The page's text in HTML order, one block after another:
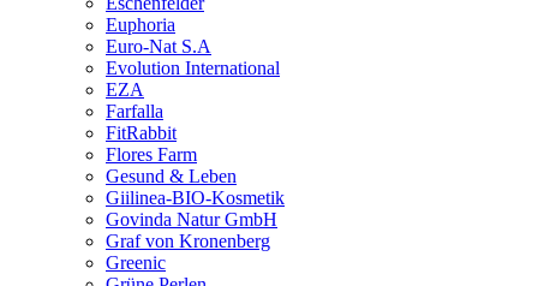
Euphoria
Euro-Nat S.A
Evolution International
EZA
Farfalla
FitRabbit
Flores Farm
Gesund & Leben
Giilinea-BIO-Kosmetik
Govinda Natur GmbH
Graf von Kronenberg
Greenic